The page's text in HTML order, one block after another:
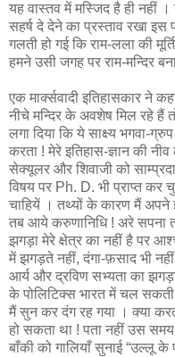
यह वास्तव में मस्जिद है ही नहीं ।
सहर्ष दे देने का प्रस्ताव रखा
गलती हो गई कि राम-लला की
हमने उसी जगह पर राम-मन्दिर
एक मार्क्सवादी इतिहासकार ने
नीचे मन्दिर के अवशेष मिल रहे हैं
लगा दिया कि ये साक्ष्य भगवा-
करता ! मेरे इतिहास-ज्ञान की
सेक्यूलर और शिवाजी को
विषय पर Ph. D. भी प्राप्त
चाहियें । तथ्यों के कारण मैं अपने
तब आये करुणानिधि ! अरे सपना
झगड़ा मेरे क्षेत्र का नहीं है पर
में झगड़ते नहीं, दंगा-फ़साद भी
आर्य और द्रविण सभ्यता का
के पोलिटिक्स भारत में चल सकती
मैं सुन कर दंग रह गया । क्या
हो सकता था ! पता नहीं उस
बाँकी को गालियाँ सुनाई “उल्लू के